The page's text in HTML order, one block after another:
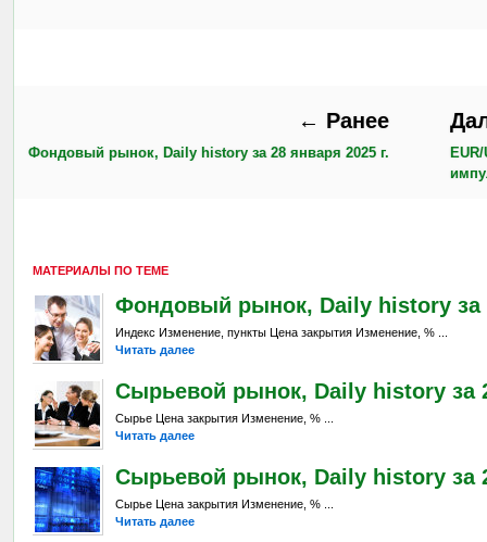
← Ранее
Фондовый рынок, Daily history за 28 января 2025 г.
МАТЕРИАЛЫ ПО ТЕМЕ
Фондовый рынок, Daily history за
Индекс Изменение, пункты Цена закрытия Изменение, % ...
Читать далее
Сырьевой рынок, Daily history за
Сырье Цена закрытия Изменение, % ...
Читать далее
Сырьевой рынок, Daily history за
Сырье Цена закрытия Изменение, % ...
Читать далее